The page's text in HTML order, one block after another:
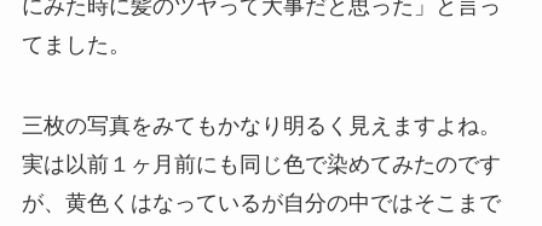
にみた時に髪のツヤって大事だと思った」と言っ
てました。
三枚の写真をみてもかなり明るく見えますよね。
実は以前１ヶ月前にも同じ色で染めてみたのです
が、黄色くはなっているが自分の中ではそこまで